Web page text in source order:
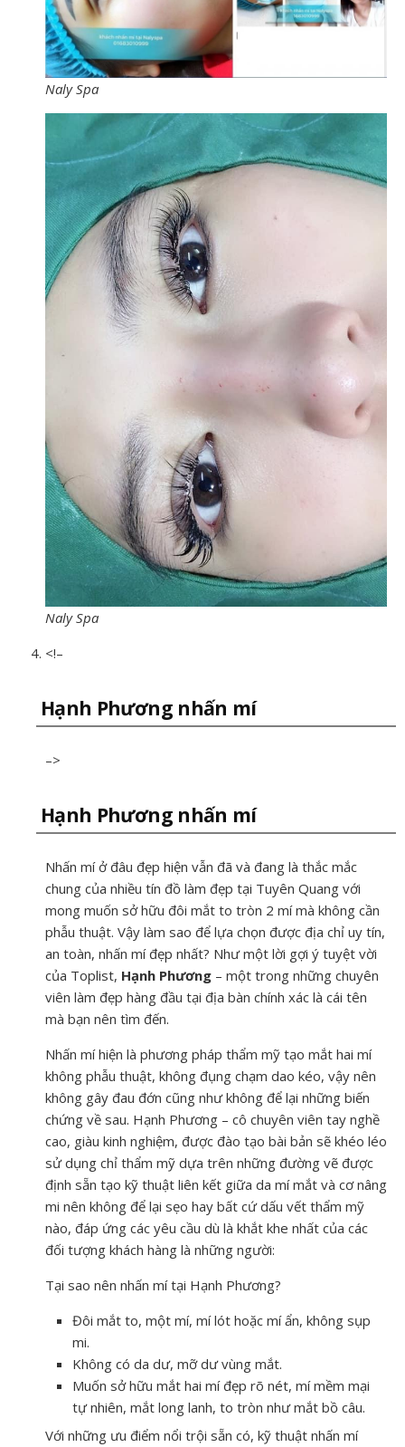
Naly Spa
Naly Spa
<!–
Hạnh Phương nhấn mí
–>
Hạnh Phương nhấn mí
Nhấn mí ở đâu đẹp hiện vẫn đã và đang là thắc mắc
chung của nhiều tín đồ làm đẹp tại Tuyên Quang với
mong muốn sở hữu đôi mắt to tròn 2 mí mà không cần
phẫu thuật. Vậy làm sao để lựa chọn được địa chỉ uy tín,
an toàn, nhấn mí đẹp nhất? Như một lời gợi ý tuyệt vời
của Toplist, Hạnh Phương – một trong những chuyên
viên làm đẹp hàng đầu tại địa bàn chính xác là cái tên
mà bạn nên tìm đến.
Nhấn mí hiện là phương pháp thẩm mỹ tạo mắt hai mí
không phẫu thuật, không đụng chạm dao kéo, vậy nên
không gây đau đớn cũng như không để lại những biến
chứng về sau. Hạnh Phương – cô chuyên viên tay nghề
cao, giàu kinh nghiệm, được đào tạo bài bản sẽ khéo léo
sử dụng chỉ thẩm mỹ dựa trên những đường vẽ được
định sẵn tạo kỹ thuật liên kết giữa da mí mắt và cơ nâng
mi nên không để lại sẹo hay bất cứ dấu vết thẩm mỹ
nào, đáp ứng các yêu cầu dù là khắt khe nhất của các
đối tượng khách hàng là những người:
Tại sao nên nhấn mí tại Hạnh Phương?
Đôi mắt to, một mí, mí lót hoặc mí ẩn, không sụp
mi.
Không có da dư, mỡ dư vùng mắt.
Muốn sở hữu mắt hai mí đẹp rõ nét, mí mềm mại
tự nhiên, mắt long lanh, to tròn như mắt bồ câu.
Với những ưu điểm nổi trội sẵn có, kỹ thuật nhấn mí